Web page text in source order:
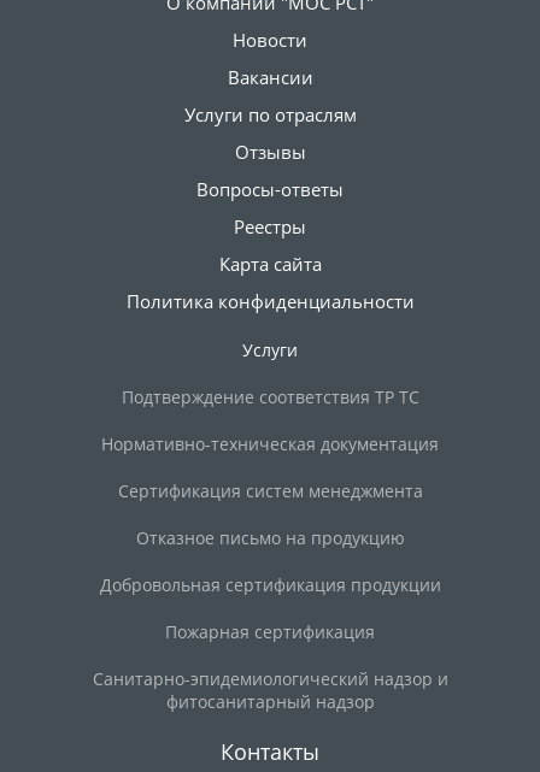
Новости
Вакансии
Услуги по отраслям
Отзывы
Вопросы-ответы
Реестры
Карта сайта
Политика конфиденциальности
Услуги
Подтверждение соответствия ТР ТС
Нормативно-техническая документация
Сертификация систем менеджмента
Отказное письмо на продукцию
Добровольная сертификация продукции
Пожарная сертификация
Санитарно-эпидемиологический надзор и
фитосанитарный надзор
Контакты